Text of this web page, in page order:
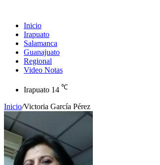
Inicio
Irapuato
Salamanca
Guanajuato
Regional
Video Notas
Irapuato 14 ℃
Inicio/Victoria García Pérez